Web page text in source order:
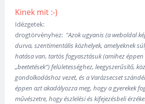
Kinek mit :-)
Idézgetek:
drogtörvényhez: "Azok ugyanis (a weboldal
durva, szentimentális közhelyek, amelyeknek
hatása van, tartós fogyasztásuk (amihez éppen
„beetetések”) felületességhez, leegyszerűsítő,
gondolkodáshoz vezet, és a Varázsecset
éppen azt akadályozza meg, hogy a gyerekek
művészetre, hogy észlelési és kifejezésbeli